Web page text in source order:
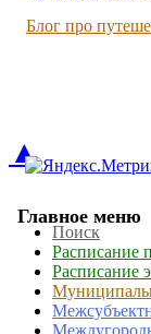
Блог про
▲
Главное меню
Поиск
Расписание
Расписание